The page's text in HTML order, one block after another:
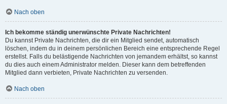
Nach oben
Ich bekomme ständig unerwünschte Private Nachrichten!
Du kannst Private Nachrichten, die dir ein Mitglied sendet, automatisch
löschen, indem du in deinem persönlichen Bereich eine entsprechende Regel
erstellst. Falls du belästigende Nachrichten von jemandem erhältst, so kannst
du dies auch einem Administrator melden. Dieser kann dem betreffenden
Mitglied dann verbieten, Private Nachrichten zu versenden.
Nach oben